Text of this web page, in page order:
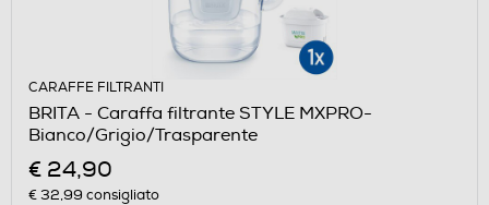
CARAFFE FILTRANTI
BRITA - Caraffa filtrante STYLE MXPRO-
Bianco/Grigio/Trasparente
€ 24,90
€ 32,99 consigliato